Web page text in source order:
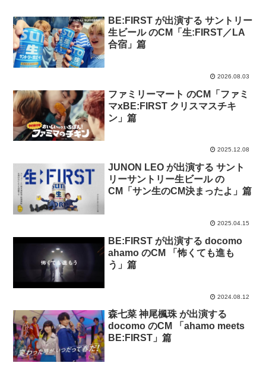
BE:FIRST が出演する サントリー
生ビール のCM「生:FIRST／LA
合宿」篇
2026.08.03
ファミリーマート のCM「ファミ
マxBE:FIRST クリスマスチキ
ン」篇
2025.12.08
JUNON LEO が出演する サント
リーサントリー生ビール の
CM「サン生のCM決まったよ」篇
2025.04.15
BE:FIRST が出演する docomo
ahamo のCM 「怖くても進も
う」篇
2024.08.12
森七菜 神尾楓珠 が出演する
docomo のCM 「ahamo meets
BE:FIRST」篇